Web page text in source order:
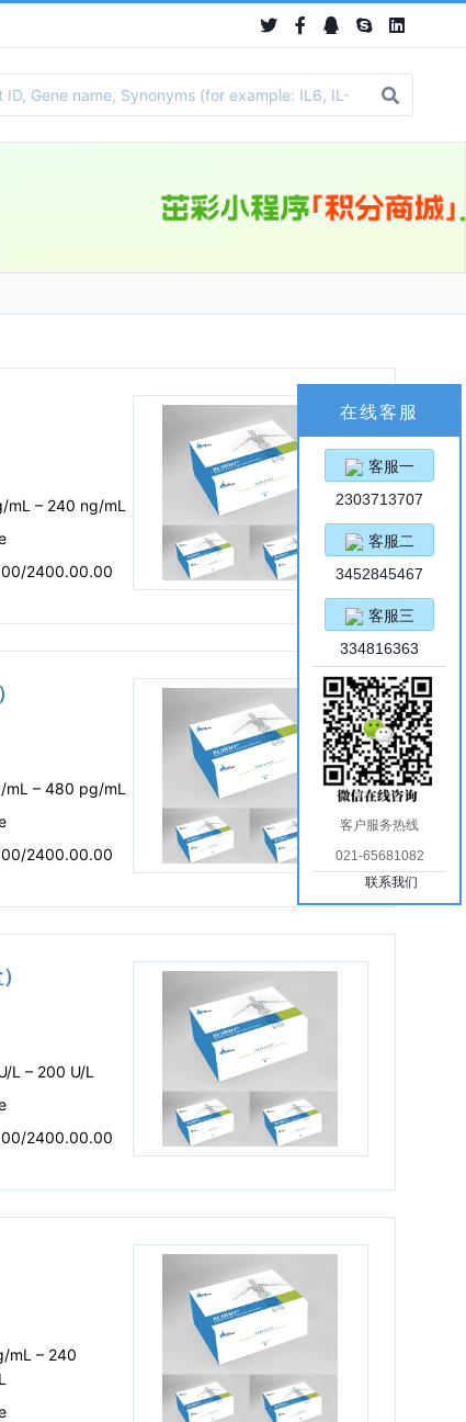
mL – 240 ng/mL
2400.00.00
mL – 480 pg/mL
2400.00.00
L – 200 U/L
2400.00.00
mL – 240
在线客服
客服一
2303713707
客服二
3452845467
客服三
334816363
客户服务热线
021-65681082
联系我们